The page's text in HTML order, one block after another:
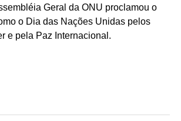
Geral da ONU proclamou o
o Dia das Nações Unidas pelos
e pela Paz Internacional.